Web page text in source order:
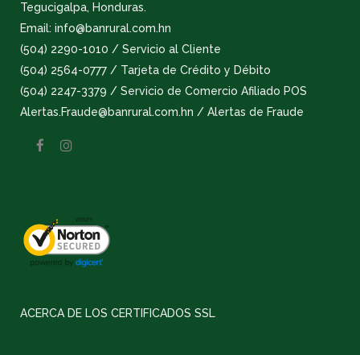
Tegucigalpa, Honduras.
Email: info@banrural.com.hn
(504) 2290-1010 / Servicio al Cliente
(504) 2564-0777 / Tarjeta de Crédito y Débito
(504) 2247-3379 / Servicio de Comercio Afiliado POS
Alertas.Fraude@banrural.com.hn / Alertas de Fraude
ACERCA DE LOS CERTIFICADOS SSL